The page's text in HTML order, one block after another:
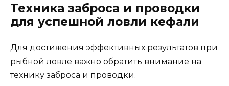
Техника заброса и проводки
для успешной ловли кефали
Для достижения эффективных результатов при
рыбной ловле важно обратить внимание на
технику заброса и проводки.